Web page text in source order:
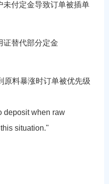
未付定金导致订单被插单
证替代部分定金
原料暴涨时订单被优先级
deposit when raw
situation."